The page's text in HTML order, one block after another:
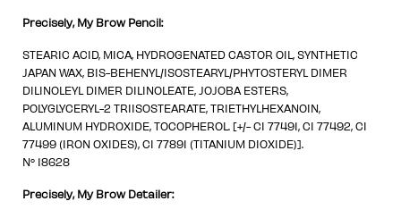
Precisely, My Brow Pencil:
STEARIC ACID, MICA, HYDROGENATED CASTOR OIL, SYNTHETIC
JAPAN WAX, BIS-BEHENYL/ISOSTEARYL/PHYTOSTERYL DIMER
DILINOLEYL DIMER DILINOLEATE, JOJOBA ESTERS,
POLYGLYCERYL-2 TRIISOSTEARATE, TRIETHYLHEXANOIN,
ALUMINUM HYDROXIDE, TOCOPHEROL. [+/- CI 77491, CI 77492, CI
77499 (IRON OXIDES), CI 77891 (TITANIUM DIOXIDE)].
N° 18628
Precisely, My Brow Detailer: